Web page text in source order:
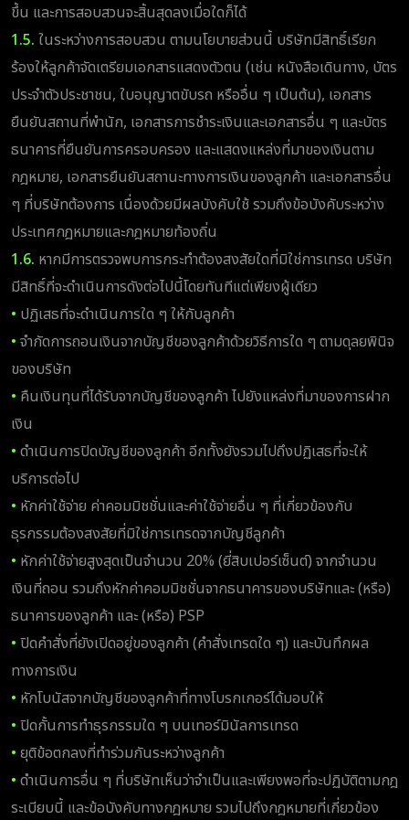
ขึ้น และการสอบสวนจะสิ้นสุดลงเมื่อใดก็ได้
1.5. ในระหว่างการสอบสวน ตามนโยบายส่วนนี้ บริษัทมีสิทธิ์เรียก
ร้องให้ลูกค้าจัดเตรียมเอกสารแสดงตัวตน (เช่น หนังสือเดินทาง, บัตร
ประจำตัวประชาชน, ใบอนุญาตขับรถ หรืออื่น ๆ เป็นต้น), เอกสาร
ยืนยันสถานที่พำนัก, เอกสารการชำระเงินและเอกสารอื่น ๆ และบัตร
ธนาคารที่ยืนยันการครอบครอง และแสดงแหล่งที่มาของเงินตาม
กฎหมาย, เอกสารยืนยันสถานะทางการเงินของลูกค้า และเอกสารอื่น
ๆ ที่บริษัทต้องการ เนื่องด้วยมีผลบังคับใช้ รวมถึงข้อบังคับระหว่าง
ประเทศกฎหมายและกฎหมายท้องถิ่น
1.6. หากมีการตรวจพบการกระทำต้องสงสัยใดที่มิใช่การเทรด บริษัท
มีสิทธิ์ที่จะดำเนินการดังต่อไปนี้โดยทันทีแต่เพียงผู้เดียว
• ปฏิเสธที่จะดำเนินการใด ๆ ให้กับลูกค้า
• จำกัดการถอนเงินจากบัญชีของลูกค้าด้วยวิธีการใด ๆ ตามดุลยพินิจ
ของบริษัท
• คืนเงินทุนที่ได้รับจากบัญชีของลูกค้า ไปยังแหล่งที่มาของการฝาก
เงิน
• ดำเนินการปิดบัญชีของลูกค้า อีกทั้งยังรวมไปถึงปฏิเสธที่จะให้
บริการต่อไป
• หักค่าใช้จ่าย ค่าคอมมิชชั่นและค่าใช้จ่ายอื่น ๆ ที่เกี่ยวข้องกับ
ธุรกรรมต้องสงสัยที่มิใช่การเทรดจากบัญชีลูกค้า
• หักค่าใช้จ่ายสูงสุดเป็นจำนวน 20% (ยี่สิบเปอร์เซ็นต์) จากจำนวน
เงินที่ถอน รวมถึงหักค่าคอมมิชชั่นจากธนาคารของบริษัทและ (หรือ)
ธนาคารของลูกค้า และ (หรือ) PSP
• ปิดคำสั่งที่ยังเปิดอยู่ของลูกค้า (คำสั่งเทรดใด ๆ) และบันทึกผล
ทางการเงิน
• หักโบนัสจากบัญชีของลูกค้าที่ทางโบรกเกอร์ได้มอบให้
• ปิดกั้นการทำธุรกรรมใด ๆ บนเทอร์มินัลการเทรด
• ยุติข้อตกลงที่ทำร่วมกันระหว่างลูกค้า
• ดำเนินการอื่น ๆ ที่บริษัทเห็นว่าจำเป็นและเพียงพอที่จะปฏิบัติตามกฎ
ระเบียบนี้ และข้อบังคับทางกฎหมาย รวมไปถึงกฎหมายที่เกี่ยวข้อง